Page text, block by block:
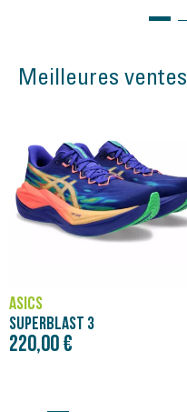
Meilleures ventes
ASICS
SUPERBLAST 3
220,00 €